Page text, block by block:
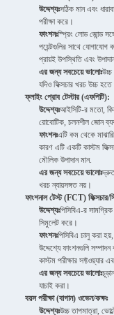
উদ্দেশ্যঃসঠিক মান এবং
পরীক্ষা করে।
ফাংশনঃস্প্রিং লোড জোন্ড
পয়েন্টগুলির সাথে যোগাযোগ
প্রায়ই উপস্থিতি এবং
এর জন্য সবচেয়ে ভালোঃউচ্চ
যদিও ফিক্সচার খরচ উচ্চ হতে
ফ্লাইং প্রোব টেস্টার (এফপিটি):
উদ্দেশ্যঃআইসিটি-র মতো,
রোবোটিক, চলনশীল জোন
ফাংশনঃএটি কম থেকে
কারণ এটি একটি কাস্টম
মৌলিক উপাদান মান.
এর জন্য সবচেয়ে ভালোঃদ্রুত
খরচ ন্যায়সঙ্গত নয়।
ফাংশনাল টেস্ট (FCT) ফিক্সচার/
উদ্দেশ্যঃপিসিবিএ-র
সিমুলেট করে।
ফাংশনঃপিসিবিএ চালু করা
উদ্দেশ্যে ফাংশনগুলি
কাস্টম পরীক্ষার সফ্টওয়্যার
এর জন্য সবচেয়ে ভালোঃ
যাচাই করা।
বয়স পরীক্ষা (বাগান) ওভেন/কক্ষঃ
উদ্দেশ্যঃউচ্চ তাপমাত্রা,